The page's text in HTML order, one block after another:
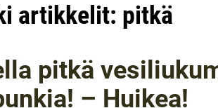
artikkelit: pitkä
pitkä
– Huikea!